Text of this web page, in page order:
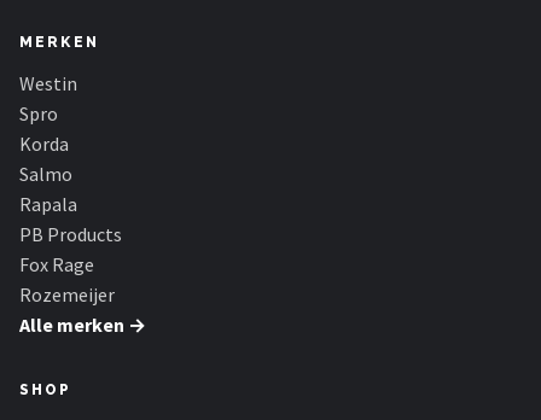
PB Products
Fox Rage
Rozemeijer
Gamakatsu
Mikado
Alle merken →
MERKEN
Westin
Spro
Korda
Salmo
Rapala
PB Products
Fox Rage
Rozemeijer
Alle merken →
SHOP